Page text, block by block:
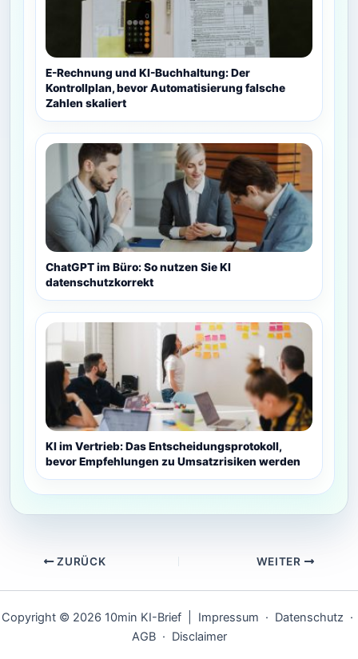
E-Rechnung und KI-Buchhaltung: Der
Kontrollplan, bevor Automatisierung falsche
Zahlen skaliert
ChatGPT im Büro: So nutzen Sie KI
datenschutzkorrekt
KI im Vertrieb: Das Entscheidungsprotokoll,
bevor Empfehlungen zu Umsatzrisiken werden
ZURÜCK WEITER
Copyright © 2026 10min KI-Brief | Impressum · Datenschutz ·
AGB· Disclaimer